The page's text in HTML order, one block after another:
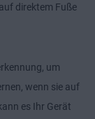
direktem Fuße
um
wenn sie auf
es Ihr Gerät